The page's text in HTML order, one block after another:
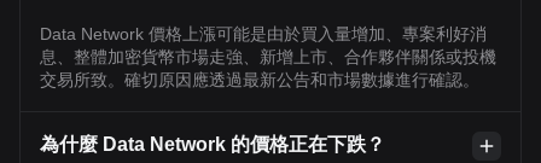
Data Network 價格上漲可能是由於買入量增加、專案利好消
息、整體加密貨幣市場走強、新增上市、合作夥伴關係或投機
交易所致。確切原因應透過最新公告和市場數據進行確認。
為什麼 Data Network 的價格正在下跌？